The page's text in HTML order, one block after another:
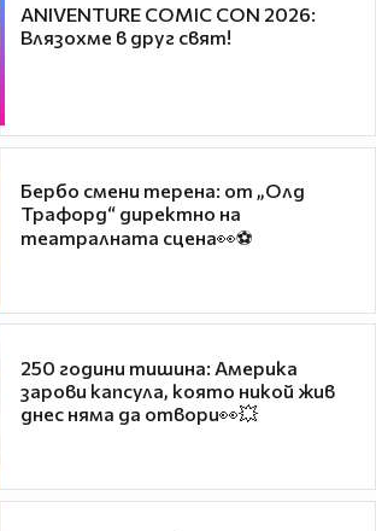
ANIVENTURE COMIC CON 2026:
Влязохме в друг свят!
Бербо смени терена: от „Олд
Трафорд“ директно на
театралната сцена👀⚽
250 години тишина: Америка
зарови капсула, която никой жив
днес няма да отвори👀💥